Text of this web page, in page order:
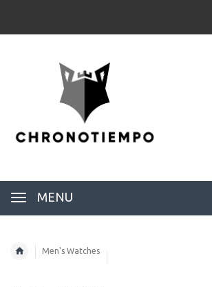
MENU
Men's Watches